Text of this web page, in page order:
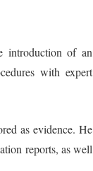
introduction of an
with expert
as evidence. He
reports, as well